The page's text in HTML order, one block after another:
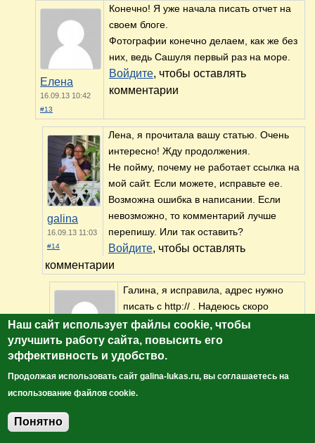
Елена
16.09.13 10:42
#13
Конечно! Я уже начала писать отчет на
своем блоге.
Фотографии конечно делаем, как же без
них, ведь Сашуля первый раз на море.
Войдите, чтобы оставлять
комментарии
galina
16.09.13 11:03
#14
Лена, я прочитала вашу статью. Очень
интересно! Жду продолжения.
Не пойму, почему не работает ссылка на
мой сайт. Если можете, исправьте ее.
Возможна ошибка в написании. Если
невозможно, то комментарий лучше
перепишу. Или так оставить?
Войдите, чтобы оставлять
комментарии
Елена
16.09.13 16:49
#15
Галина, я исправила, адрес нужно
писать с http:// . Надеюсь скоро
исправим эту ошибку.
Войдите, чтобы оставлять
комментарии
Наш сайт использует файлы cookie, чтобы
улучшить работу сайта, повысить его
эффективность и удобство.
Продолжая использовать сайт galina-lukas.ru, вы соглашаетесь на
использование файлов cookie.
Понятно